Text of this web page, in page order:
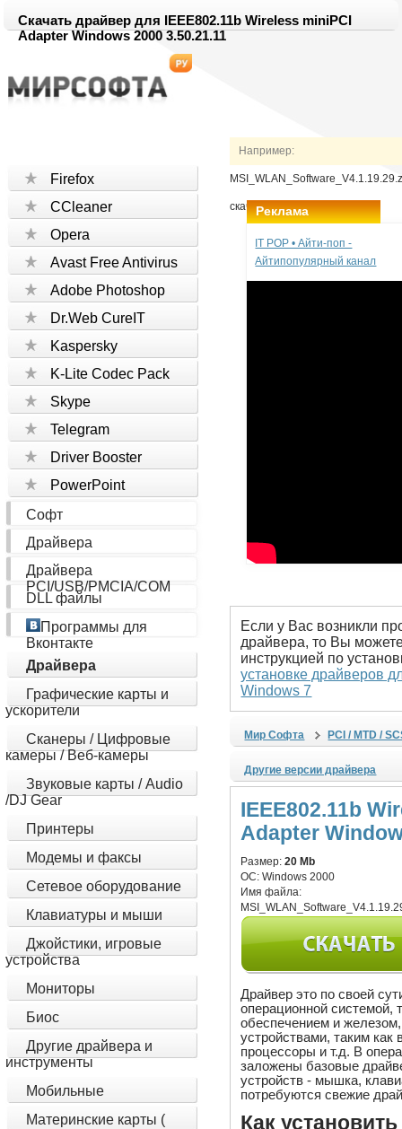
Скачать драйвер для IEEE802.11b Wireless miniPCI
Adapter Windows 2000 3.50.21.11
Например:
скачать
Firefox
CCleaner
Opera
Avast Free Antivirus
Adobe Photoshop
Dr.Web CureIT
Kaspersky
K-Lite Codec Pack
Skype
Telegram
Driver Booster
PowerPoint
Софт
Драйвера
Драйвера
PCI/USB/PMCIA/COM
DLL файлы
Программы для
Вконтакте
Драйвера
Графические карты и
ускорители
Сканеры / Цифровые
камеры / Веб-камеры
Звуковые карты / Audio
/DJ Gear
Принтеры
Модемы и факсы
Сетевое оборудование
Клавиатуры и мыши
Джойстики, игровые
устройства
Мониторы
Биос
Другие драйвера и
инструменты
Мобильные
Материнские карты (
Реклама
IT POP • Айти-поп -
Айтипопулярный канал
Если у Вас возникли
драйвера, то Вы
инструкцией по
установке драйверов
Windows 7
Мир Софта PCI / MTD /
Другие версии драйвера
IEEE802.11b
Adapter
Размер:20 Mb
ОС:Windows 2000
Имя файла:
Драйвер это по своей
операционной системой,
обеспечением и
устройствами, таким как
процессоры и т.д. В
заложены базовые
устройств - мышка,
потребуются свежие
Как